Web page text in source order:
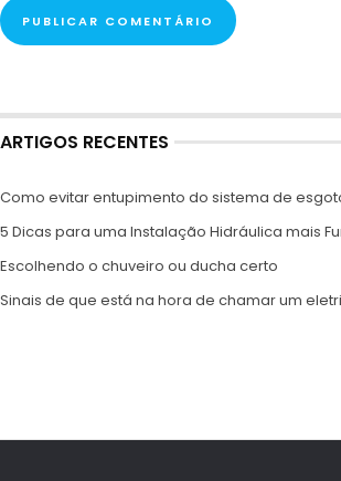
ARTIGOS RECENTES
Como evitar entupimento do sistema de
5 Dicas para uma Instalação Hidráulica mais
Escolhendo o chuveiro ou ducha certo
Sinais de que está na hora de chamar um